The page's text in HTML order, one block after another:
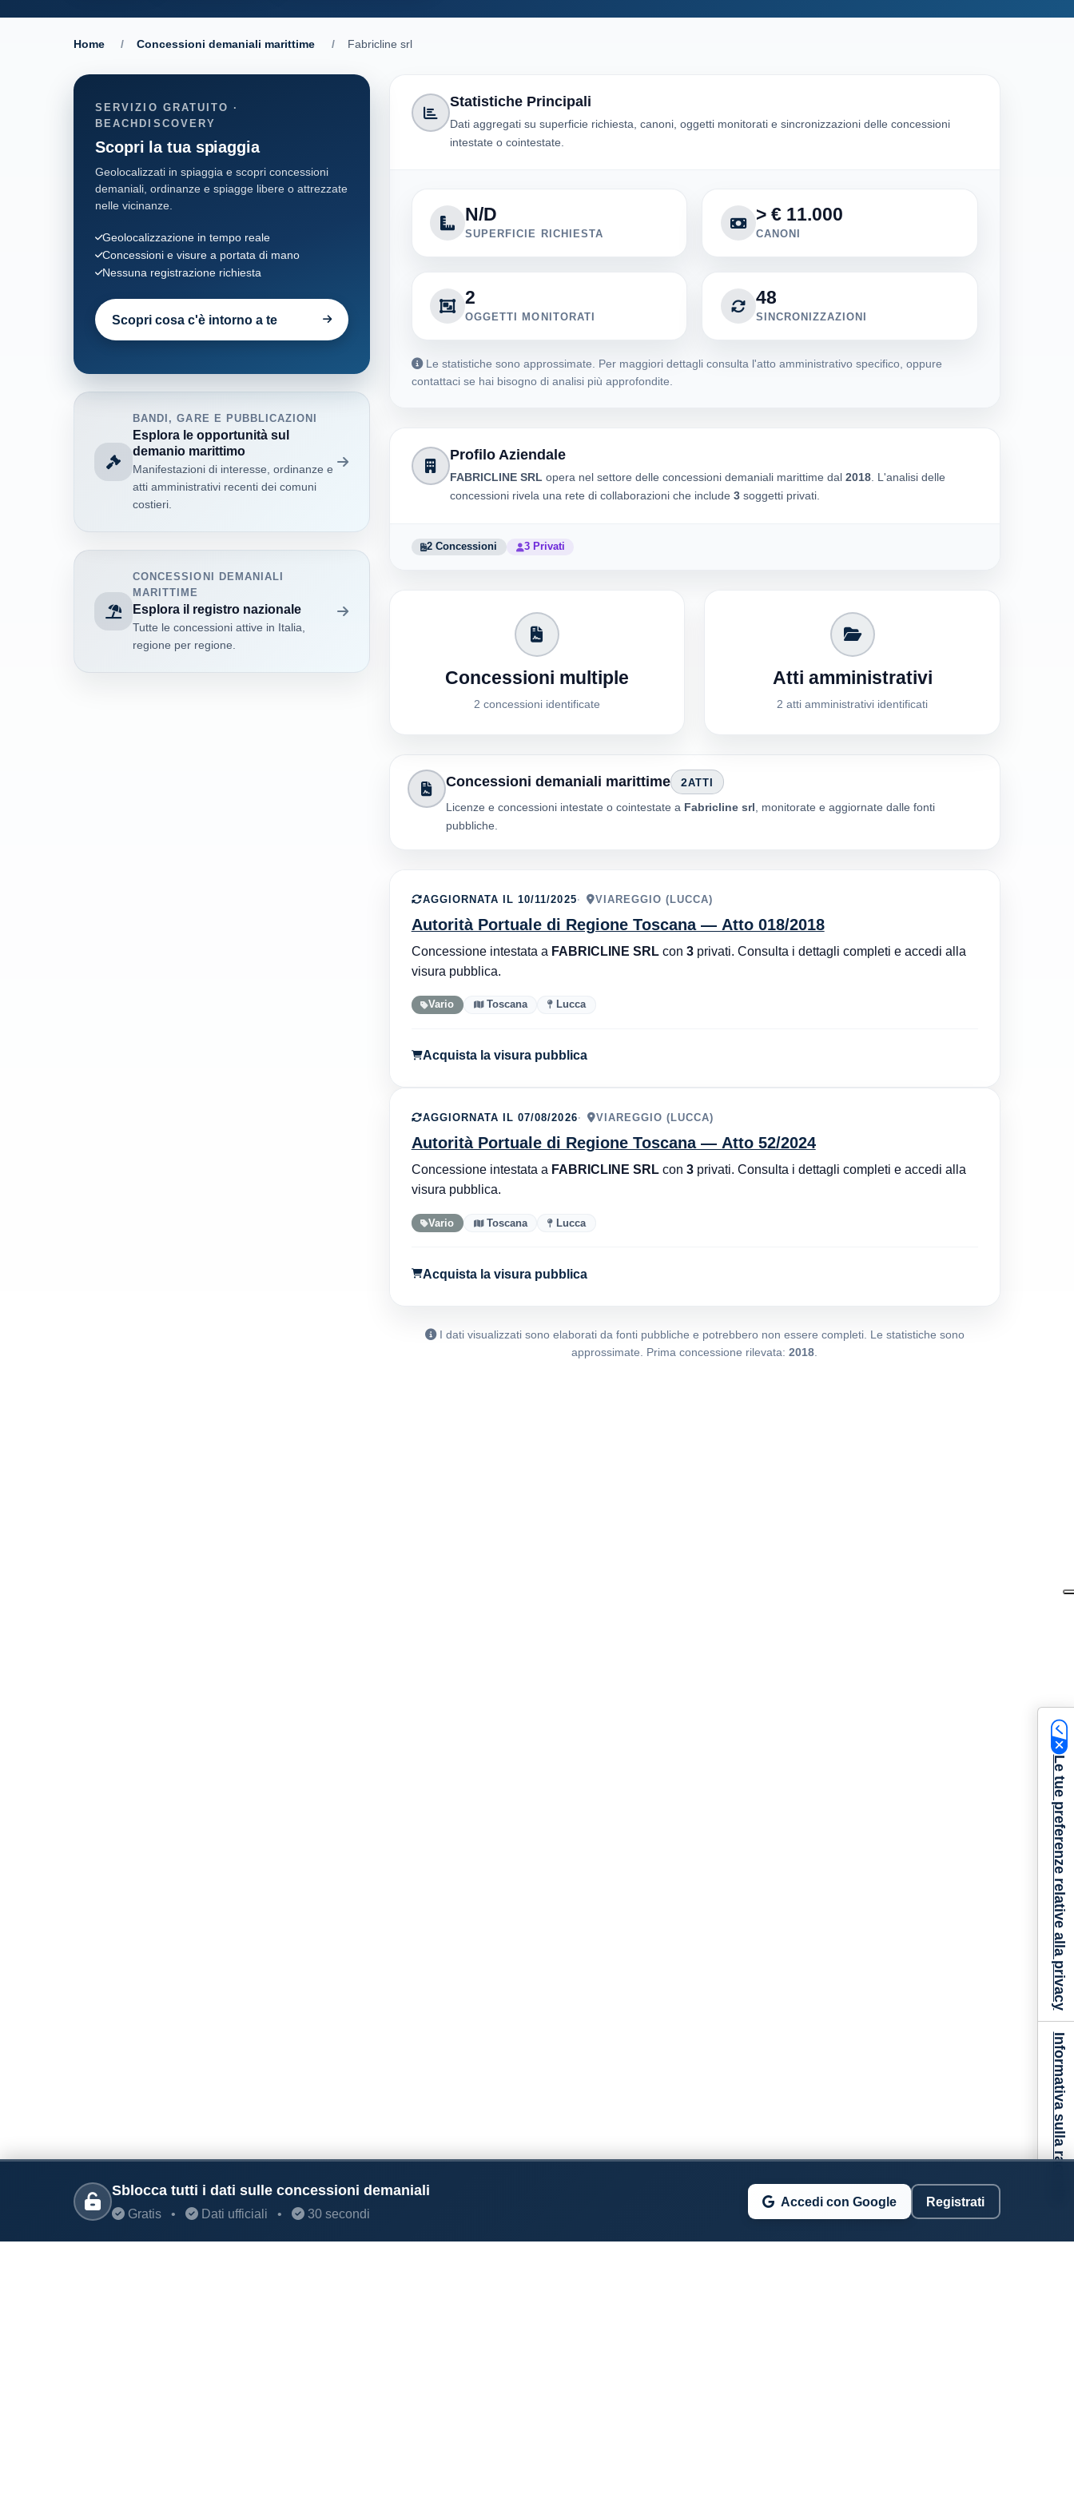
Home / Concessioni demaniali marittime / Fabricline srl
Statistiche Principali
Dati aggregati su superficie richiesta, canoni, oggetti monitorati e sincronizzazioni delle concessioni
intestate o cointestate.
N/D
SUPERFICIE RICHIESTA
> € 11.000
CANONI
2
OGGETTI MONITORATI
48
SINCRONIZZAZIONI
Le statistiche sono approssimate. Per maggiori dettagli consulta l'atto amministrativo specifico, oppure
contattaci se hai bisogno di analisi più approfondite.
Profilo Aziendale
FABRICLINE SRL opera nel settore delle concessioni demaniali marittime dal 2018. L'analisi delle
concessioni rivela una rete di collaborazioni che include 3soggetti privati.
2 Concessioni 3 Privati
Concessioni multiple
2 concessioni identificate
Atti amministrativi
2 atti amministrativi identificati
Concessioni demaniali marittime 2ATTI
Licenze e concessioni intestate o cointestate a Fabricline srl , monitorate e aggiornate dalle fonti
pubbliche.
AGGIORNATA IL 10/11/2025 VIAREGGIO (LUCCA)
Autorità Portuale di Regione Toscana — Atto 018/2018
Concessione intestata a FABRICLINE SRLcon 3privati. Consulta i dettagli completi e accedi alla
visura pubblica.
Vario Toscana Lucca
Acquista la visura pubblica
AGGIORNATA IL 07/08/2026 VIAREGGIO (LUCCA)
Autorità Portuale di Regione Toscana — Atto 52/2024
Concessione intestata a FABRICLINE SRLcon 3privati. Consulta i dettagli completi e accedi alla
visura pubblica.
Vario Toscana Lucca
Acquista la visura pubblica
I dati visualizzati sono elaborati da fonti pubbliche e potrebbero non essere completi. Le statistiche sono
approssimate. Prima concessione rilevata:2018
SERVIZIO GRATUITO ·
BEACHDISCOVERY
Scopri la tua spiaggia
Geolocalizzati in spiaggia e scopri concessioni
demaniali, ordinanze e spiagge libere o attrezzate
nelle vicinanze.
Geolocalizzazione in tempo reale
Concessioni e visure a portata di mano
Nessuna registrazione richiesta
Scopri cosa c'è intorno a te
BANDI, GARE E PUBBLICAZIONI
Esplora le opportunità sul
demanio marittimo
Manifestazioni di interesse, ordinanze e
atti amministrativi recenti dei comuni
costieri.
CONCESSIONI DEMANIALI
MARITTIME
Esplora il registro nazionale
Tutte le concessioni attive in Italia,
regione per regione.
Sblocca tutti i dati sulle concessioni demaniali
Gratis • Dati ufficiali • 30 secondi
Accedi con Google Registrati
Le tue preferenze relative alla privacy
Informativa sulla raccolta